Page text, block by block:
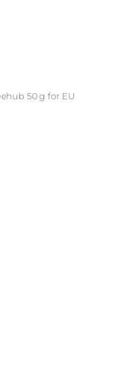
50 g for EU